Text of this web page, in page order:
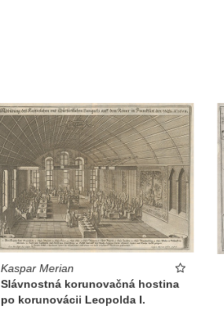
Kaspar Merian
Slávnostná korunovačná hostina
po korunovácii Leopolda I.